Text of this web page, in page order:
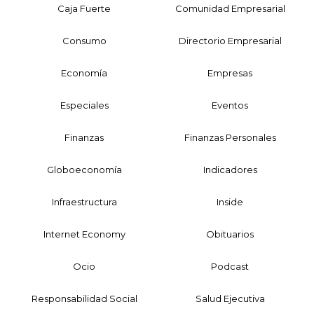
Caja Fuerte Comunidad Empresarial
Consumo Directorio Empresarial
Economía Empresas
Especiales Eventos
Finanzas Finanzas Personales
Globoeconomía Indicadores
Infraestructura Inside
Internet Economy Obituarios
Ocio Podcast
Responsabilidad Social Salud Ejecutiva